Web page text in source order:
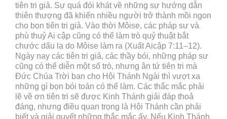
tiên tri giả. Sự quá đói khát về những sự hướng dẫn
thiên thượng đã khiến nhiều người trở thành mồi ngon
cho bọn tiên tri giả. Vào thời Môise, các pháp sư và
phù thuỷ Ai cập cũng có thể làm trò quỷ thuật bắt
chước dấu lạ do Môise làm ra (Xuất Aicập 7:11–12).
Ngày nay các tiên tri giả, các thầy bói, những pháp sư
cũng có thể diễn một số trò, nhưng ân tứ tiên tri mà
Đức Chúa Trời ban cho Hội Thánh Ngài thì vượt xa
những gì bọn bói toán có thể làm. Các thắc mắc phải
lẽ về ơn tiên tri sẽ được Kinh Thánh giải đáp thoả
đáng, nhưng điều quan trọng là Hội Thánh cần phải
biết và giải quyết những thắc mắc ấy. Nếu Kinh Thánh